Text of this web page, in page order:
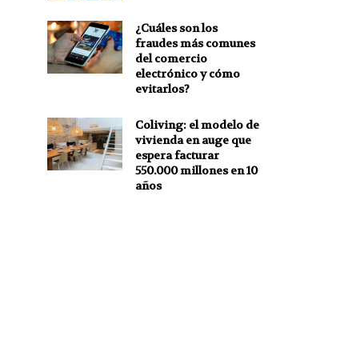
¿Cuáles son los
fraudes más comunes
del comercio
electrónico y cómo
evitarlos?
Coliving: el modelo de
vivienda en auge que
espera facturar
550.000 millones en 10
años